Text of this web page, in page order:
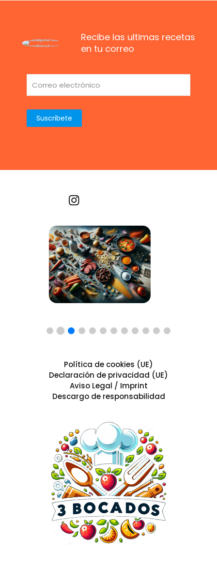
Recibe las ultimas recetas
en tu correo
Política de cookies (UE)
Declaración de privacidad (UE)
Aviso Legal / Imprint
Descargo de responsabilidad